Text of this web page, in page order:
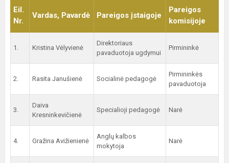
Eil.
Nr.
Vardas, Pavardė Pareigos įstaigoje
Pareigos
komisijoje
1. Kristina Vėlyvienė
Direktoriaus
pavaduotoja ugdymui
Pirmininkė
2. Rasita Janušienė Socialinė pedagogė
Pirmininkės
pavaduotoja
3.
Daiva
Kresninkevičienė
Specialioji pedagogė Narė
4. Gražina Avižienienė
Anglų kalbos
mokytoja
Narė